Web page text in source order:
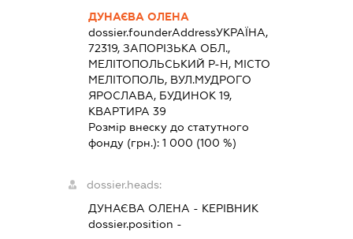
ДУНАЄВА ОЛЕНА
dossier.founderAddressУКРАЇНА,
72319, ЗАПОРІЗЬКА ОБЛ.,
МЕЛІТОПОЛЬСЬКИЙ Р-Н, МІСТО
МЕЛІТОПОЛЬ, ВУЛ.МУДРОГО
ЯРОСЛАВА, БУДИНОК 19,
КВАРТИРА 39
Розмір внеску до статутного
фонду (грн.): 1 000 (100 %)
dossier.heads:
ДУНАЄВА ОЛЕНА - КЕРІВНИК
dossier.position -